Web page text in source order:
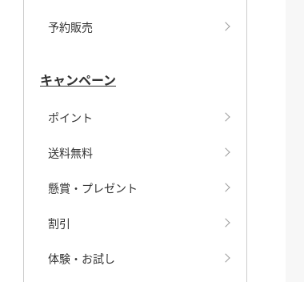
予約販売
キャンペーン
ポイント
送料無料
懸賞・プレゼント
割引
体験・お試し